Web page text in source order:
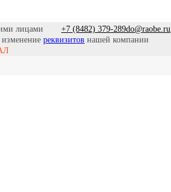
лицами
+7 (8482) 379-289do@raobe.ru
реквизитов нашей компании